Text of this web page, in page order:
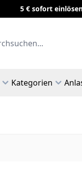
5 € sofort
Kategorien